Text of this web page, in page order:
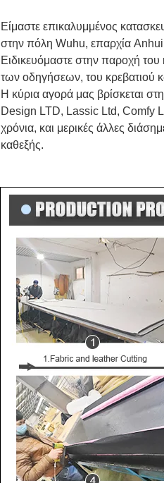
Είμαστε επικαλυμμένος
στην πόλη Wuhu, επαρχία
Ειδικευόμαστε στην παροχή
των οδηγήσεων, του κρεβατιού
Η κύρια αγορά μας βρίσκεται
Design LTD, Lassic Ltd, Comfy
χρόνια, και μερικές άλλες
καθεξής.